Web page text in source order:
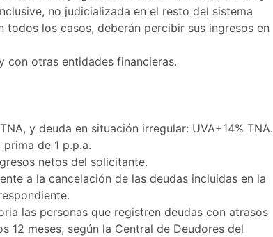
no judicializada en el resto del sistema
los casos, deberán percibir sus ingresos en
con otras entidades financieras.
y deuda en situación irregular: UVA+14% TNA.
de 1 p.p.a.
netos del solicitante.
a la cancelación de las deudas incluidas en la
las personas que registren deudas con atrasos
12 meses, según la Central de Deudores del